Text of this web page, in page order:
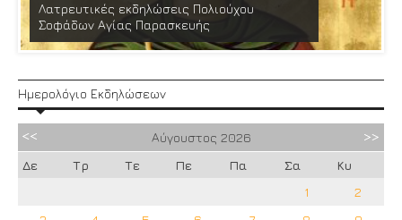
Λατρευτικές εκδηλώσεις Πολιούχου
Σοφάδων Αγίας Παρασκευής
Ημερολόγιο Εκδηλώσεων
Αύγουστος 2026
Δε
Τρ Τε Πε Πα Σα
Κυ
1
2